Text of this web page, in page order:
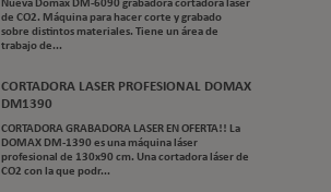
Nueva Domax DM-6090 grabadora cortadora laser
de CO2. Máquina para hacer corte y grabado
sobre distintos materiales. Tiene un área de
trabajo de...
CORTADORA LASER PROFESIONAL DOMAX
DM1390
CORTADORA GRABADORA LASER EN OFERTA!! La
DOMAX DM-1390 es una máquina láser
profesional de 130x90 cm. Una cortadora láser de
CO2 con la que podr...